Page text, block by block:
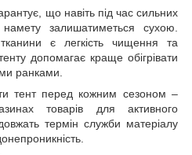
що навіть під час сильних
залишатиметься сухою.
є легкість чищення та
допомагає краще обігрівати
ранками.
тент перед кожним сезоном –
товарів для активного
термін служби матеріалу